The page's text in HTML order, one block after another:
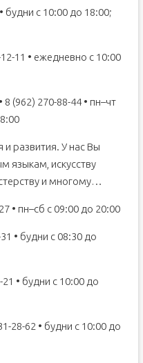
будни с 10:00 до 18:00;
11 • ежедневно с 10:00
(962) 270-88-44 • пн–чт
развития. У нас Вы
языкам, искусству
и многому…
• пн–сб с 09:00 до 20:00
• будни с 08:30 до
21 • будни с 10:00 до
28-62 • будни с 10:00 до